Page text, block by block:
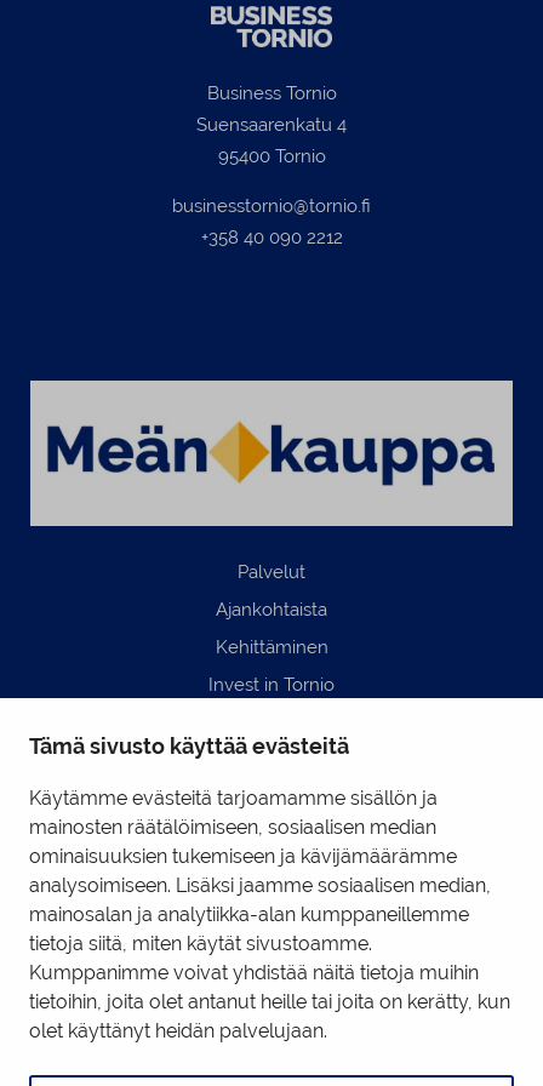
Tämä sivusto käyttää evästeitä
Käytämme evästeitä tarjoamamme sisällön ja
mainosten räätälöimiseen, sosiaalisen median
ominaisuuksien tukemiseen ja kävijämäärämme
analysoimiseen. Lisäksi jaamme sosiaalisen median,
mainosalan ja analytiikka-alan kumppaneillemme
tietoja siitä, miten käytät sivustoamme.
Kumppanimme voivat yhdistää näitä tietoja muihin
tietoihin, joita olet antanut heille tai joita on kerätty, kun
olet käyttänyt heidän palvelujaan.
Business Tornio
Suensaarenkatu 4
95400 Tornio
businesstornio@tornio.fi
+358 40 090 2212
Palvelut
Ajankohtaista
Kehittäminen
Invest in Tornio
Yhteystiedot
Hyödyllisiä linkkejä
Business Tornio Facebook
Business Tornio LinkedIn
Tietosuojaseloste| Käyttöehdot | Evästeiden hallinta